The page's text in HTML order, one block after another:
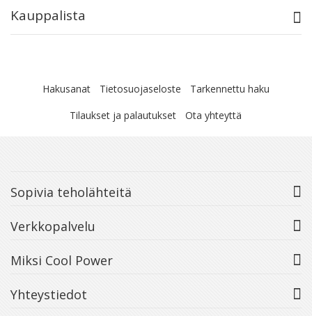
Kauppalista
Hakusanat Tietosuojaseloste
Tarkennettu haku
Tilaukset ja palautukset
Ota yhteyttä
Sopivia teholähteitä
Verkkopalvelu
Miksi Cool Power
Yhteystiedot